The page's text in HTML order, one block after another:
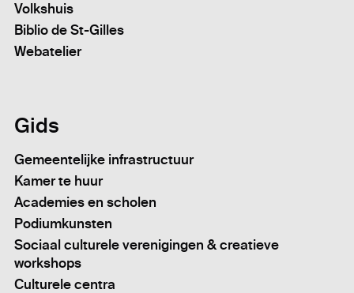
Volkshuis
Biblio de St-Gilles
Webatelier
Gids
Gemeentelijke infrastructuur
Kamer te huur
Academies en scholen
Podiumkunsten
Sociaal culturele verenigingen & creatieve
workshops
Culturele centra